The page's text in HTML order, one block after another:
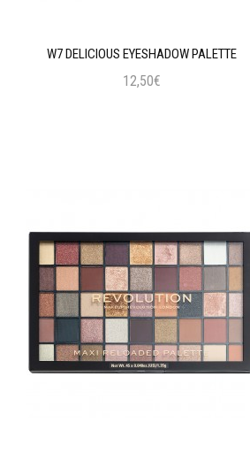
W7 DELICIOUS EYESHADOW PALETTE
12,50€